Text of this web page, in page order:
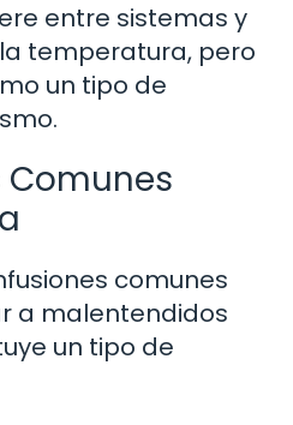
entre sistemas y
temperatura, pero
un tipo de
comunes
a malentendidos
un tipo de